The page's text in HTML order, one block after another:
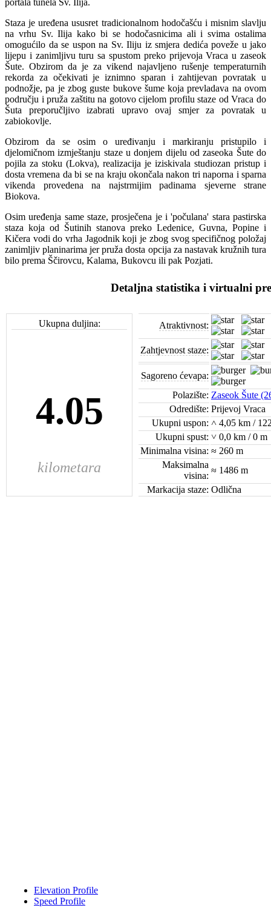
portala tunela Sv. Ilija.
Staza je uređena ususret tradicionalnom hodočašću i misnim slavlju
na vrhu Sv. Ilija kako bi se hodočasnicima ali i svima ostalima
omogućilo da se uspon na Sv. Iliju iz smjera dedića poveže u jako
lijepu i zanimljivu turu sa spustom preko prijevoja Vraca u zaseok
Šute. Obzirom da je za vikend najavljeno rušenje temperaturnih
rekorda za očekivati je iznimno sparan i zahtijevan povratak u
podnožje, pa je zbog guste bukove šume koja prevladava na ovom
području i pruža zaštitu na gotovo cijelom profilu staze od Vraca do
Šuta preporučljivo izabrati upravo ovaj smjer za povratak u
zabiokovlje.
Obzirom da se osim o uređivanju i markiranju pristupilo i
djelomičnom izmještanju staze u donjem dijelu od zaseoka Šute do
pojila za stoku (Lokva), realizacija je iziskivala studiozan pristup i
dosta vremena da bi se na kraju okončala nakon tri naporna i sparna
vikenda provedena na najstrmijim padinama sjeverne strane
Biokova.
Osim uređenja same staze, prosječena je i 'počulana' stara pastirska
staza koja od Šutinih stanova preko Ledenice, Guvna, Popine i
Kičera vodi do vrha Jagodnik koji je zbog svog specifičnog položaj
zanimljiv planinarima jer pruža dosta opcija za nastavak kružnih tura
bilo prema Ščirovcu, Kalama, Bukovcu ili pak Pozjati.
Detaljna statistika i virtualni
Ukupna duljina:
4.05
kilometara
Atraktivnost:
Zahtjevnost staze:
Sagoreno ćevapa:
Polazište: Zaseok Šute
Odredište: Prijevoj Vraca
Ukupni uspon: ˄ 4,05 km /
Ukupni spust: ˅ 0,0 km / 0 m
Minimalna visina: ≈ 260 m
Maksimalna
visina:
≈ 1486 m
Markacija staze: Odlična
Elevation Profile
Speed Profile